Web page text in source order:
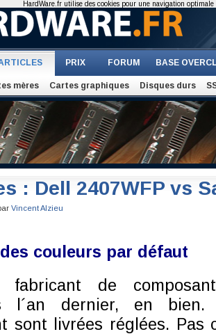
PRIX FORUM BASE
mères Cartes graphiques Disques durs
: Dell 2407WFP vs
Vincent Alzieu
couleurs par défaut
fabricant de
l´an dernier, en
sont livrées réglées. Pas
HardWare.fr utilise des cookies pour une navigation